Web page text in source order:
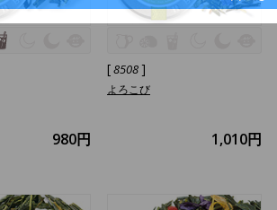
980円
[8508]
よろこび
1,010円